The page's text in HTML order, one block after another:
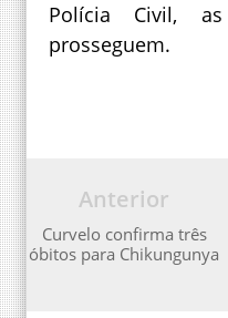
Polícia Civil, as
prosseguem.
Anterior
Curvelo confirma três
óbitos para Chikungunya